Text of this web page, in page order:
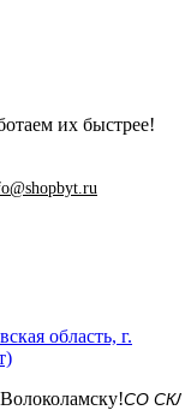
их быстрее!
область, г.
СО СКЛАДА